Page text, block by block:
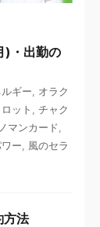
)・出勤の
ギー
オラク
ロット
チャク
マンカード
ー
風のセラ
方法